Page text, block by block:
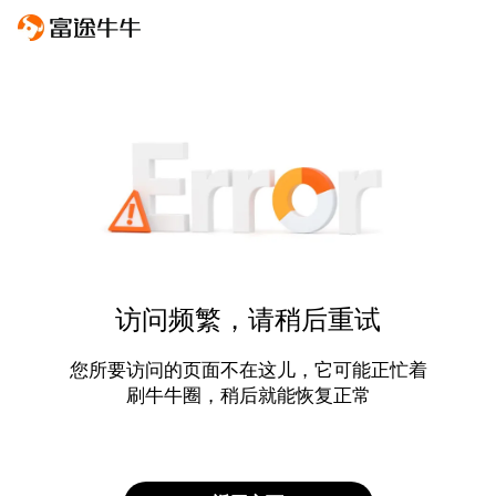
访问频繁，请稍后重试
您所要访问的页面不在这儿，它可能正忙着
刷牛牛圈，稍后就能恢复正常